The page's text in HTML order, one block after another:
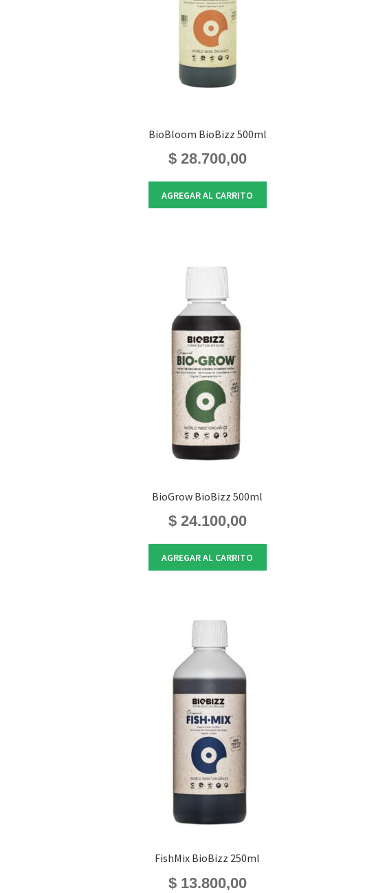
BioBloom BioBizz 500ml
$28.700,00
AGREGAR AL CARRITO
BioGrow BioBizz 500ml
$24.100,00
AGREGAR AL CARRITO
FishMix BioBizz 250ml
$13.800,00